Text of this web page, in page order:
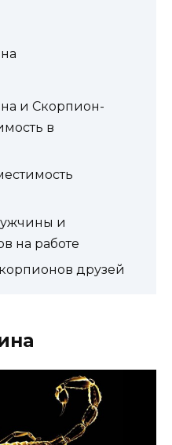
и Скорпион-
в
и
на работе
друзей